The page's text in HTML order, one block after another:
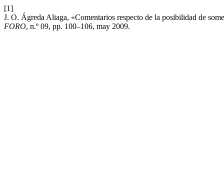
[1]
J. O. Ágreda Aliaga, «Comentarios respecto de la posibilidad de
FORO, n.º 09, pp. 100–106, may 2009.